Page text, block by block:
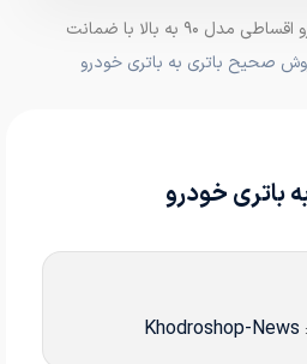
خودرو شاپ، خرید و فروش خودرو اقساطی مدل ۹۰ به بالا با ضمانت
صحیح باتری به باتری خودرو
باتری خودرو
Khodroshop-News